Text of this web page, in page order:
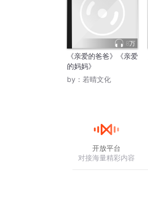
8万
《亲爱的爸爸》《亲爱
的妈妈》
by： 若晴文化
开放平台
对接海量精彩内容